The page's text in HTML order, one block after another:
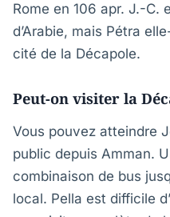
Rome en 106 apr. J.-C.
d’Arabie, mais Pétra
cité de la Décapole.
Peut-on visiter la
Vous pouvez atteindre
public depuis Amman.
combinaison de bus
local. Pella est difficile